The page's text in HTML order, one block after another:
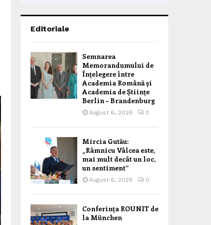
Editoriale
Semnarea
Memorandumului de
Înțelegere între
Academia Română și
Academia de Științe
Berlin – Brandenburg
August 6, 2026 0
Mircia Gutău:
„Râmnicu Vâlcea este,
mai mult decât un loc,
un sentiment”
August 6, 2026 0
Conferința ROUNIT de
la München